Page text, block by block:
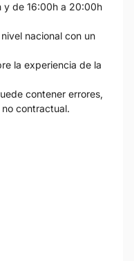
y de 16:00h a 20:00h
nacional con un
la experiencia de la
contener errores,
contractual.